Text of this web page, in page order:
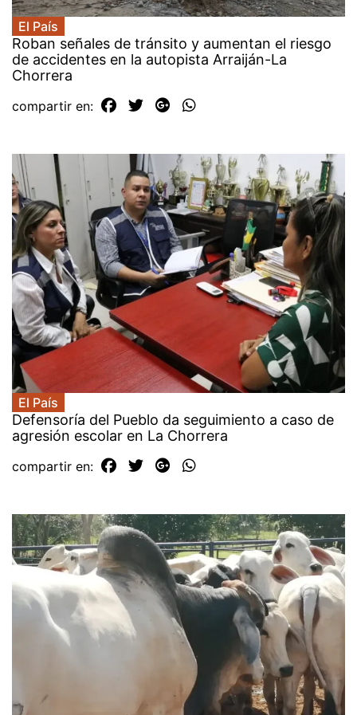
El País
Roban señales de tránsito y aumentan el riesgo
de accidentes en la autopista Arraiján-La
Chorrera
compartir en:
El País
Defensoría del Pueblo da seguimiento a caso de
agresión escolar en La Chorrera
compartir en: